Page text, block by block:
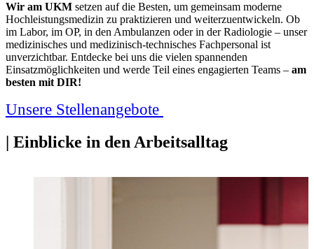
Wir am UKM setzen auf die Besten, um gemeinsam moderne
Hochleistungsmedizin zu praktizieren und weiterzuentwickeln. Ob
im Labor, im OP, in den Ambulanzen oder in der Radiologie – unser
medizinisches und medizinisch-technisches Fachpersonal ist
unverzichtbar. Entdecke bei uns die vielen spannenden
Einsatzmöglichkeiten und werde Teil eines engagierten Teams – am
besten mit DIR!
Unsere Stellenangebote
| Einblicke in den Arbeitsalltag